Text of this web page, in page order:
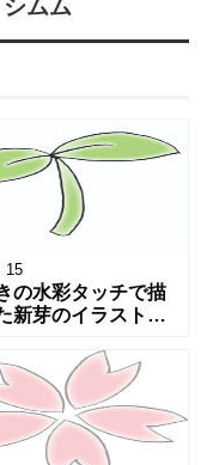
ムム
15
の水彩タッチで描
新芽のイラストで
が、春の柔らかな
そっと表現しま
季節のお便りやカー
投稿などに自然